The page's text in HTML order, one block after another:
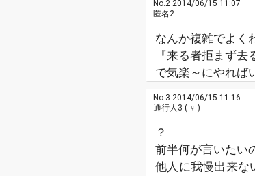
No.2 2014/06/15 11:07
匿名2
なんか複雑でよく
『来る者拒まず去
で気楽～にやれば
No.3 2014/06/15 11:16
通行人3 ( ♀ )
？
前半何が言いたい
他人に我慢出来な